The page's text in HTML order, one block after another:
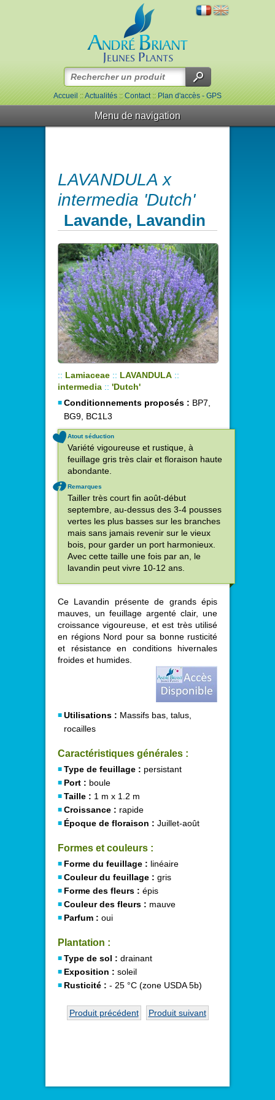
Accueil::Actualités::Contact::Plan d'accès - GPS
Menu de navigation
LAVANDULA x
intermedia 'Dutch'
Lavande, Lavandin
:: Lamiaceae :: LAVANDULA ::
intermedia :: 'Dutch'
Conditionnements proposés : BP7,
BG9, BC1L3
Atout séduction
Variété vigoureuse et rustique, à
feuillage gris très clair et floraison haute
abondante.
Remarques
Tailler très court fin août-début
septembre, au-dessus des 3-4 pousses
vertes les plus basses sur les branches
mais sans jamais revenir sur le vieux
bois, pour garder un port harmonieux.
Avec cette taille une fois par an, le
lavandin peut vivre 10-12 ans.
Ce Lavandin présente de grands épis
mauves, un feuillage argenté clair, une
croissance vigoureuse, et est très utilisé
en régions Nord pour sa bonne rusticité
et résistance en conditions hivernales
froides et humides.
Utilisations : Massifs bas, talus,
rocailles
Caractéristiques générales :
Type de feuillage : persistant
Port : boule
Taille : 1 m x 1.2 m
Croissance : rapide
Époque de floraison : Juillet-août
Formes et couleurs :
Forme du feuillage : linéaire
Couleur du feuillage : gris
Forme des fleurs : épis
Couleur des fleurs : mauve
Parfum : oui
Plantation :
Type de sol : drainant
Exposition : soleil
Rusticité : - 25 °C (zone USDA 5b)
Produit précédent Produit suivant